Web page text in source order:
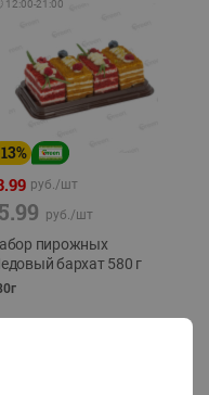
12:00-21:00
13%
руб./шт
руб./шт
пирожных
бархат 580 г